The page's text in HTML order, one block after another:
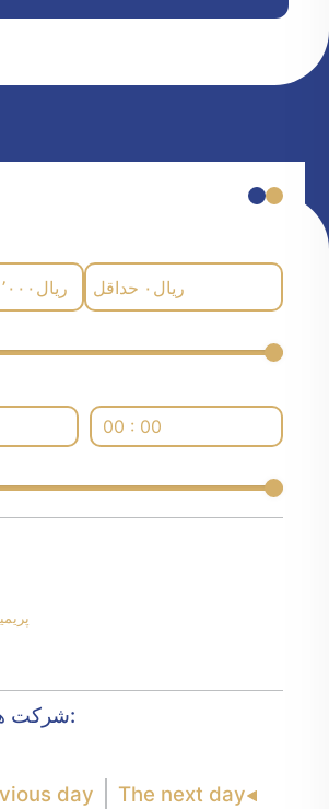
ریال حداقل ۰ ریال
00 : 00
شرکت های هواپیمایی:
day The next day